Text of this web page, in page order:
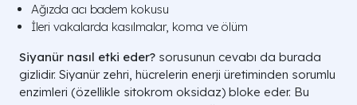
Ağızda acı badem kokusu
İleri vakalarda kasılmalar, koma ve ölüm
Siyanür nasıl etki eder? sorusunun cevabı da burada
gizlidir. Siyanür zehri, hücrelerin enerji üretiminden sorumlu
enzimleri (özellikle sitokrom oksidaz) bloke eder. Bu